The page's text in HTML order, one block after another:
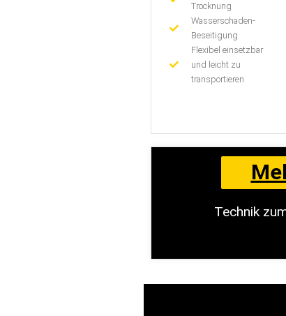
Trocknung
Wasserschaden-
Beseitigung
Flexibel einsetzbar
und leicht zu
transportieren
Technik